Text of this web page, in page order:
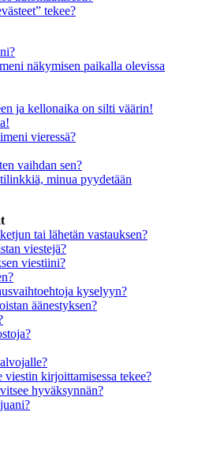
tekee?
näkymisen paikalla olevissa
ja kellonaika on silti väärin!
vieressä?
vaihdan sen?
minua pyydetään
tai lähetän vastauksen?
viestejä?
viestiini?
kyselyyn?
äänestyksen?
kirjoittamisessa tekee?
hyväksynnän?